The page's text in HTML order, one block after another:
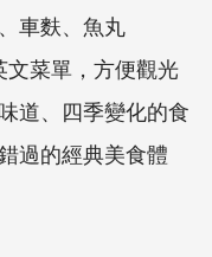
車麩、魚丸
文菜單，方便觀光
道、四季變化的食
過的經典美食體